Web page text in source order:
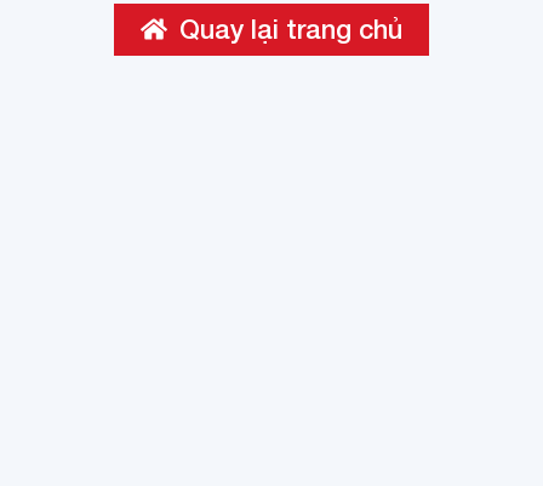
Quay lại trang chủ